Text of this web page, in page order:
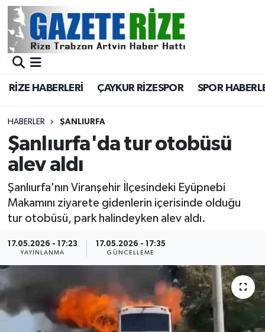
RİZE HABERLERİ ÇAYKUR RİZESPOR SPOR
HABERLER ŞANLIURFA
Şanlıurfa'da tur otobüsü
alev aldı
Şanlıurfa'nın Viranşehir İlçesindeki Eyüpnebi
Makamını ziyarete gidenlerin içerisinde olduğu
tur otobüsü, park halindeyken alev aldı.
17.05.2026 - 17:23
YAYINLANMA
17.05.2026 - 17:35
GÜNCELLEME
BÖLGEMİZ
Asayiş
Rize Jandarma Komutanlığı
Bilim Teknoloji
Advertising news
Canlı Maç
Dış Haberler
Merkez Nöbetçi Eczaneler
Merkez Trafik Yoğunluk Haritası
Süper Lig Puan Durumu ve Fikstür
Tüm Manşetler
Son Dakika Haberleri
Haber Arşivi